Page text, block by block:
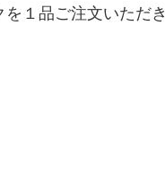
１品ご注文いただき